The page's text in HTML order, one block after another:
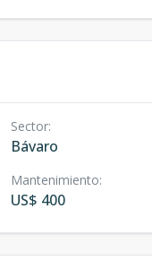
Sector:
Bávaro
Mantenimiento:
US$ 400